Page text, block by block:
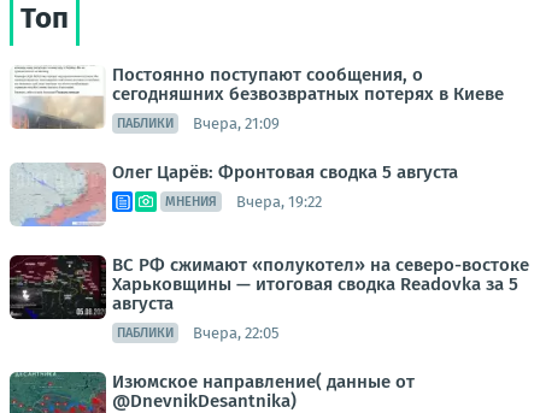
Топ
Постоянно поступают сообщения, о
сегодняшних безвозвратных потерях в Киеве
ПАБЛИКИ Вчера, 21:09
Олег Царёв: Фронтовая сводка 5 августа
МНЕНИЯ Вчера, 19:22
ВС РФ сжимают «полукотел» на северо-востоке
Харьковщины — итоговая сводка Readovka за 5
августа
ПАБЛИКИ Вчера, 22:05
Изюмское направление( данные от
@DnevnikDesantnika)